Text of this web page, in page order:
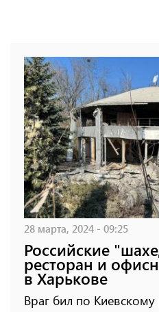
28 марта, 2024 - 09:25
Российские
ресторан и
в Харькове
Враг бил по Киевскому